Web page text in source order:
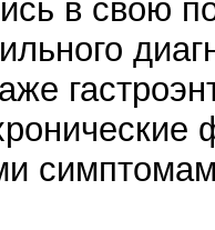
в свою